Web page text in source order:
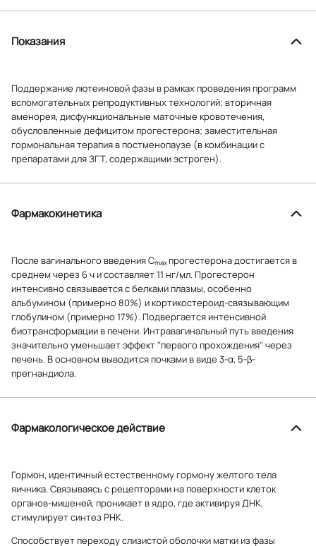
Показания
Поддержание лютеиновой фазы в рамках проведения программ
вспомогательных репродуктивных технологий; вторичная
аменорея, дисфункциональные маточные кровотечения,
обусловленные дефицитом прогестерона; заместительная
гормональная терапия в постменопаузе (в комбинации с
препаратами для ЗГТ, содержащими эстроген).
Фармакокинетика
После вагинального введения Cmax прогестерона достигается в
среднем через 6 ч и составляет 11 нг/мл. Прогестерон
интенсивно связывается с белками плазмы, особенно
альбумином (примерно 80%) и кортикостероид-связывающим
глобулином (примерно 17%). Подвергается интенсивной
биотрансформации в печени. Интравагинальный путь введения
значительно уменьшает эффект "первого прохождения" через
печень. В основном выводится почками в виде 3-α, 5-β-
прегнандиола.
Фармакологическое действие
Гормон, идентичный естественному гормону желтого тела
яичника. Связываясь с рецепторами на поверхности клеток
органов-мишеней, проникает в ядро, где активируя ДНК,
стимулирует синтез РНК.
Способствует переходу слизистой оболочки матки из фазы